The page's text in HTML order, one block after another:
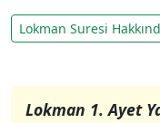
Lokman Suresi
Lokman 1. Ayet